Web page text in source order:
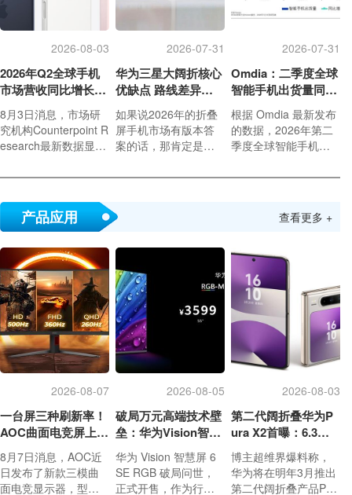
2026-08-03
2026年Q2全球手机
市场营收同比增长
7%：苹果营收份额
达49%
8月3日消息，市场研
究机构Counterpoint R
esearch最新数据显
全球智能手机营收同
亿美元的创纪录高
位，尽管同期出货量
刷新了历年第二季度
的最高纪录。
2026-07-31
华为三星大阔折核心
优缺点 路线差异一
目了然
如果说2026年的折叠
屏手机市场有版本答
案的话，那肯定是大
推出的华为Pura X Ma
y Z Fold8则在全球市
阔折之外，苹果和小
米也在虎视眈眈。
2026-07-31
Omdia：二季度全球
智能手机出货量同比
下降6% 降至2.72亿
部
根据 Omdia 最新发布
的数据，2026年第二
季度全球智能手机出
至2.72亿部。
产品应用 查看更多 +
2026-08-07
一台屏三种刷新率！
AOC曲面电竞屏上
市：最高500Hz、售
价2180元
8月7日消息，AOC近
日发布了新款三模曲
面电竞显示器，型号
2026-08-05
破局万元高端技术壁
垒：华为Vision智慧
屏6 SE RGB正式发
布
华为 Vision 智慧屏 6
SE RGB 破局问世，
正式开售，作为行业
2026-08-03
第二代阔折叠华为P
ura X2首曝：6.3英
寸屏 显示面积比肩iP
hone Pro Max
博主超维界爆料称，
华为将在明年3月推出
第二代阔折叠产品Pur